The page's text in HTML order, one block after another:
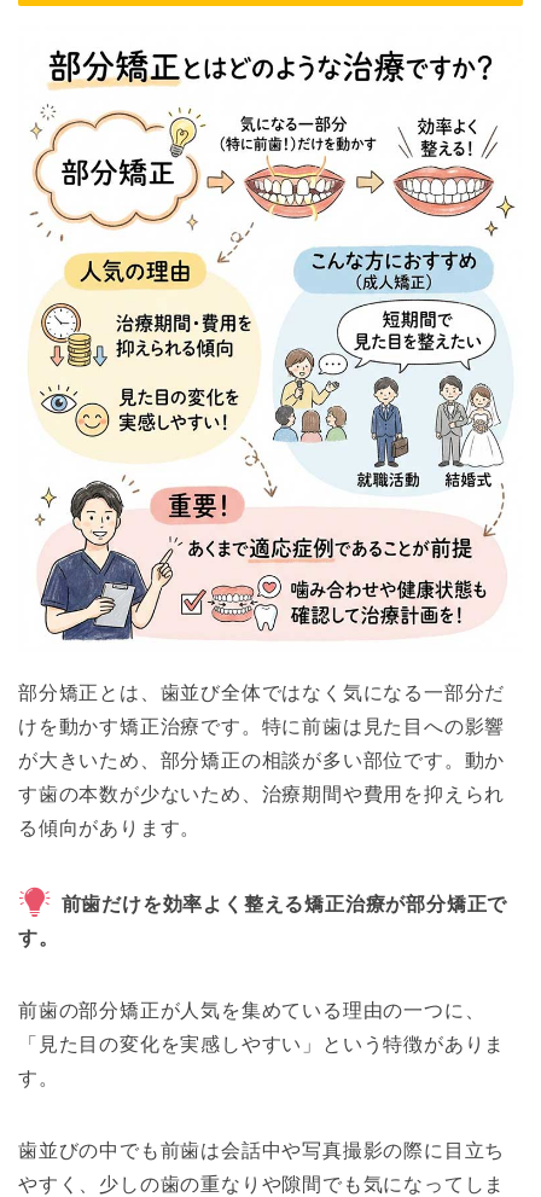
部分矯正とは、歯並び全体ではなく気になる一部分だ
けを動かす矯正治療です。特に前歯は見た目への影響
が大きいため、部分矯正の相談が多い部位です。動か
す歯の本数が少ないため、治療期間や費用を抑えられ
る傾向があります。
前歯だけを効率よく整える矯正治療が部分矯正で
す。
前歯の部分矯正が人気を集めている理由の一つに、
「見た目の変化を実感しやすい」という特徴がありま
す。
歯並びの中でも前歯は会話中や写真撮影の際に目立ち
やすく、少しの歯の重なりや隙間でも気になってしま